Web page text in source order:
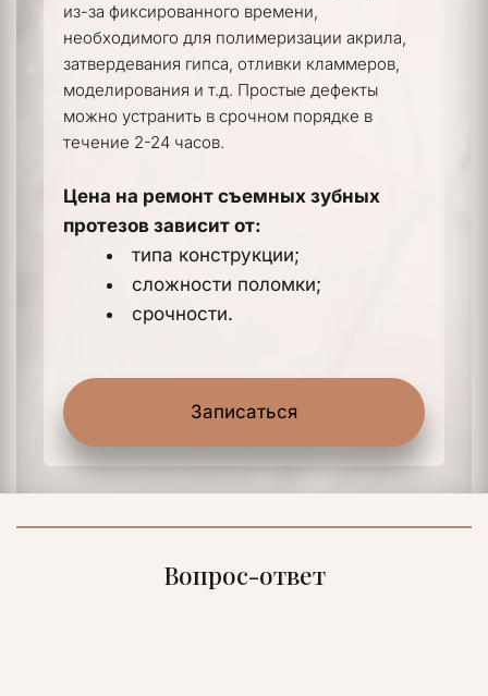
из-за фиксированного времени,
необходимого для полимеризации акрила,
затвердевания гипса, отливки кламмеров,
моделирования и т.д. Простые дефекты
можно устранить в срочном порядке в
течение 2-24 часов.
Цена на ремонт съемных зубных
протезов зависит от:
типа конструкции;
сложности поломки;
срочности.
Записаться
Вопрос-ответ